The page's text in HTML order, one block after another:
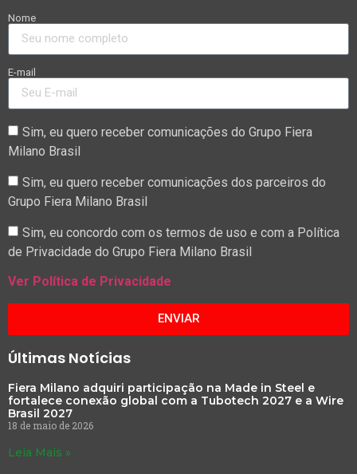
Nome
E-mail
Sim, eu quero receber comunicações do Grupo Fiera
Milano Brasil
Sim, eu quero receber comunicações dos parceiros do
Grupo Fiera Milano Brasil
Sim, eu concordo com os termos de uso e com a Política
de Privacidade do Grupo Fiera Milano Brasil
Ver Política de Privacidade
ENVIAR
Últimas Notícias
Fiera Milano adquiri participação na Made in Steel e
fortalece conexão global com a Tubotech 2027 e a Wire
Brasil 2027
18 de maio de 2026
Leia Mais »